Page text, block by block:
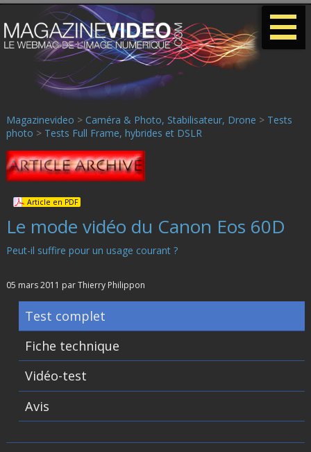
Magazinevideo > Caméra & Photo, Stabilisateur, Drone > Tests
photo > Tests Full Frame, hybrides et DSLR
Article en PDF
Le mode vidéo du Canon Eos 60D
Peut-il suffire pour un usage courant ?
05 mars 2011 par Thierry Philippon
Test complet
Fiche technique
Vidéo-test
Avis
-
-
-